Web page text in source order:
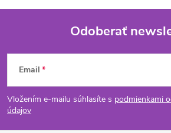
Z
á
p
Odoberať
Email
Vložením e-mailu súhlasíte s podmienkami
údajov